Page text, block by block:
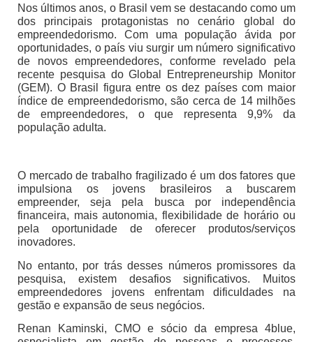
Nos últimos anos, o Brasil vem se destacando como um
dos principais protagonistas no cenário global do
empreendedorismo. Com uma população ávida por
oportunidades, o país viu surgir um número significativo
de novos empreendedores, conforme revelado pela
recente pesquisa do Global Entrepreneurship Monitor
(GEM). O Brasil figura entre os dez países com maior
índice de empreendedorismo, são cerca de 14 milhões
de empreendedores, o que representa 9,9% da
população adulta.
O mercado de trabalho fragilizado é um dos fatores que
impulsiona os jovens brasileiros a buscarem
empreender, seja pela busca por independência
financeira, mais autonomia, flexibilidade de horário ou
pela oportunidade de oferecer produtos/serviços
inovadores.
No entanto, por trás desses números promissores da
pesquisa, existem desafios significativos. Muitos
empreendedores jovens enfrentam dificuldades na
gestão e expansão de seus negócios.
Renan Kaminski, CMO e sócio da empresa 4blue,